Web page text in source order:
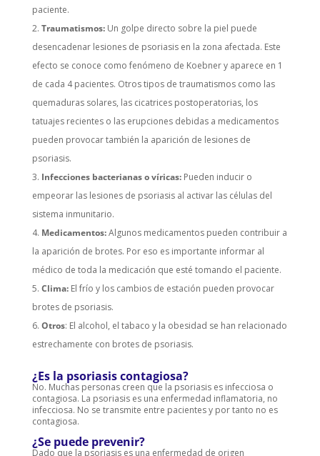
paciente.
Traumatismos:Un golpe directo sobre la piel puede
desencadenar lesiones de psoriasis en la zona afectada. Este
efecto se conoce como fenómeno de Koebner y aparece en 1
de cada 4 pacientes. Otros tipos de traumatismos como las
quemaduras solares, las cicatrices postoperatorias, los
tatuajes recientes o las erupciones debidas a medicamentos
pueden provocar también la aparición de lesiones de
psoriasis.
Infecciones bacterianas o víricas:Pueden inducir o
empeorar las lesiones de psoriasis al activar las células del
sistema inmunitario.
Medicamentos:Algunos medicamentos pueden contribuir a
la aparición de brotes. Por eso es importante informar al
médico de toda la medicación que esté tomando el paciente.
Clima:El frío y los cambios de estación pueden provocar
brotes de psoriasis.
Otros: El alcohol, el tabaco y la obesidad se han relacionado
estrechamente con brotes de psoriasis.
¿Es la psoriasis contagiosa?
No. Muchas personas creen que la psoriasis es infecciosa o
contagiosa. La psoriasis es una enfermedad inflamatoria, no
infecciosa. No se transmite entre pacientes y por tanto no es
contagiosa.
¿Se puede prevenir?
Dado que la psoriasis es una enfermedad de origen